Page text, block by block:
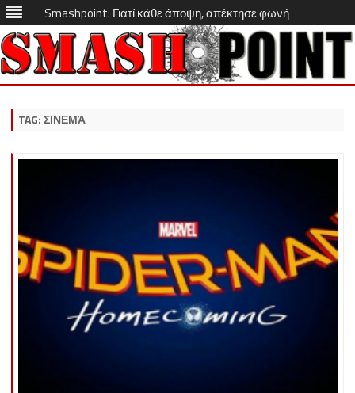
Smashpoint: Γιατί κάθε άποψη, απέκτησε φωνή
Skip
TAG:ΣΙΝΕΜΆ